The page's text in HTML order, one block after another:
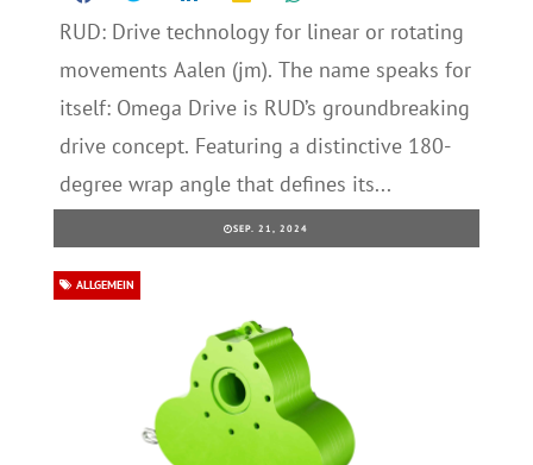
RUD: Drive technology for linear or rotating
movements Aalen (jm). The name speaks for
itself: Omega Drive is RUD’s groundbreaking
drive concept. Featuring a distinctive 180-
degree wrap angle that defines its...
SEP. 21, 2024
ALLGEMEIN